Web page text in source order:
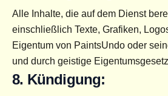
Alle Inhalte, die auf dem Dienst
einschließlich Texte, Grafiken,
Eigentum von PaintsUndo oder
und durch geistige
8. Kündigung: